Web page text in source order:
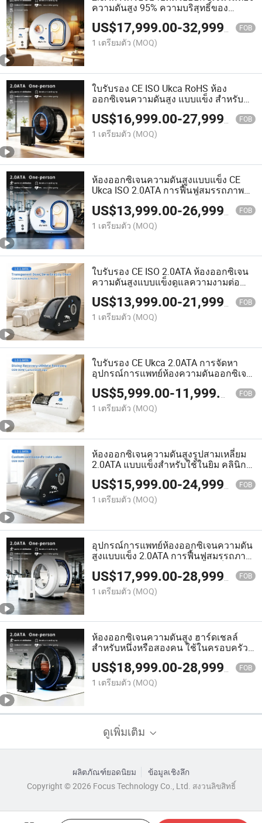
ความดันสูง 95% ความบริสุทธิ์ของ
ออกซิเจน 2 รับประกันปี
US$17,999.00-32,999.00 FOB
1 เตรียมตัว (MOQ)
ใบรับรอง CE ISO Ukca RoHS ห้อง
ออกซิเจนความดันสูง แบบแข็ง สำหรับนั่ง
คนเดียวหรือสองคน
US$16,999.00-27,999.00 FOB
1 เตรียมตัว (MOQ)
ห้องออกซิเจนความดันสูงแบบแข็ง CE
Ukca ISO 2.0ATA การฟื้นฟูสมรรถภาพ
US$13,999.00-26,999.00 FOB
1 เตรียมตัว (MOQ)
ใบรับรอง CE ISO 2.0ATA ห้องออกซิเจน
ความดันสูงแบบแข็งดูแลความงามต่อ
ต้านวัยบำบัดออทิสติก
US$13,999.00-21,999.00 FOB
1 เตรียมตัว (MOQ)
ใบรับรอง CE Ukca 2.0ATA การจัดหา
อุปกรณ์การแพทย์ห้องความดันออกซิเจน
US$5,999.00-11,999.00 FOB
1 เตรียมตัว (MOQ)
ห้องออกซิเจนความดันสูงรูปสามเหลี่ยม
2.0ATA แบบแข็งสำหรับใช้ในยิม คลินิก
สปา แบรนด์ส่วนตัว
US$15,999.00-24,999.00 FOB
1 เตรียมตัว (MOQ)
อุปกรณ์การแพทย์ห้องออกซิเจนความดัน
สูงแบบแข็ง 2.0ATA การฟื้นฟูสมรรถภาพ
บำบัดโรคหลอดเลือดสมอง
US$17,999.00-28,999.00 FOB
1 เตรียมตัว (MOQ)
ห้องออกซิเจนความดันสูง ฮาร์ดเชลล์
สำหรับหนึ่งหรือสองคน ใช้ในครอบครัว
ฟิตเนส คลินิก
US$18,999.00-28,999.00 FOB
1 เตรียมตัว (MOQ)
ดูเพิ่มเติม
ผลิตภัณฑ์ยอดนิยม
ข้อมูลเชิงลึก
Copyright © 2026 Focus Technology Co., Ltd. สงวนลิขสิทธิ์